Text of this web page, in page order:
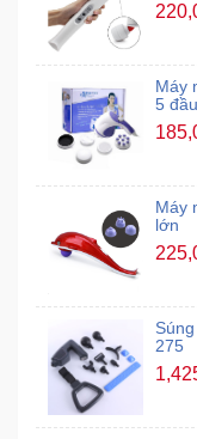
Máy
5 đầu
Máy
lớn
275